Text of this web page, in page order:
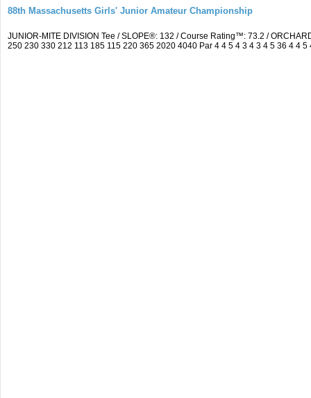
88th Massachusetts Girls' Junior Amateur Championship
JUNIOR-MITE DIVISION Tee / SLOPE®: 132 / Course Rating™: 73.2 /
250 230 330 212 113 185 115 220 365 2020 4040 Par 4 4 5 4 3 4 3 4 5 36 4 4 5